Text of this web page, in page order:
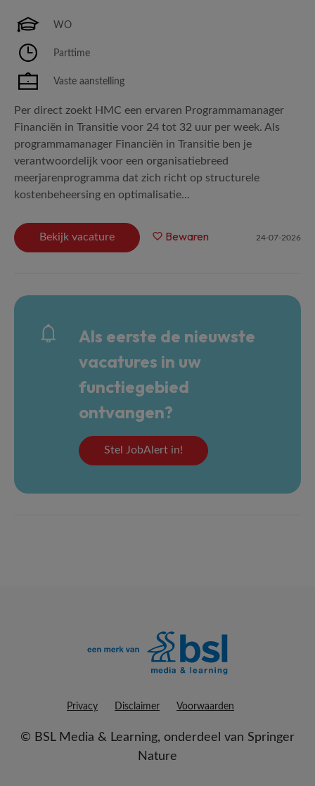
WO
Parttime
Vaste aanstelling
Per direct zoekt HMC een ervaren Programmamanager
Financiën in Transitie voor 24 tot 32 uur per week. Als
programmamanager Financiën in Transitie ben je
verantwoordelijk voor een organisatiebreed
meerjarenprogramma dat zich richt op structurele
kostenbeheersing en optimalisatie...
Bekijk vacature Bewaren 24-07-2026
Als eerste de nieuwste
vacatures in uw
functiegebied
ontvangen?
Stel JobAlert in!
Privacy Disclaimer Voorwaarden
© BSL Media & Learning, onderdeel van Springer
Nature